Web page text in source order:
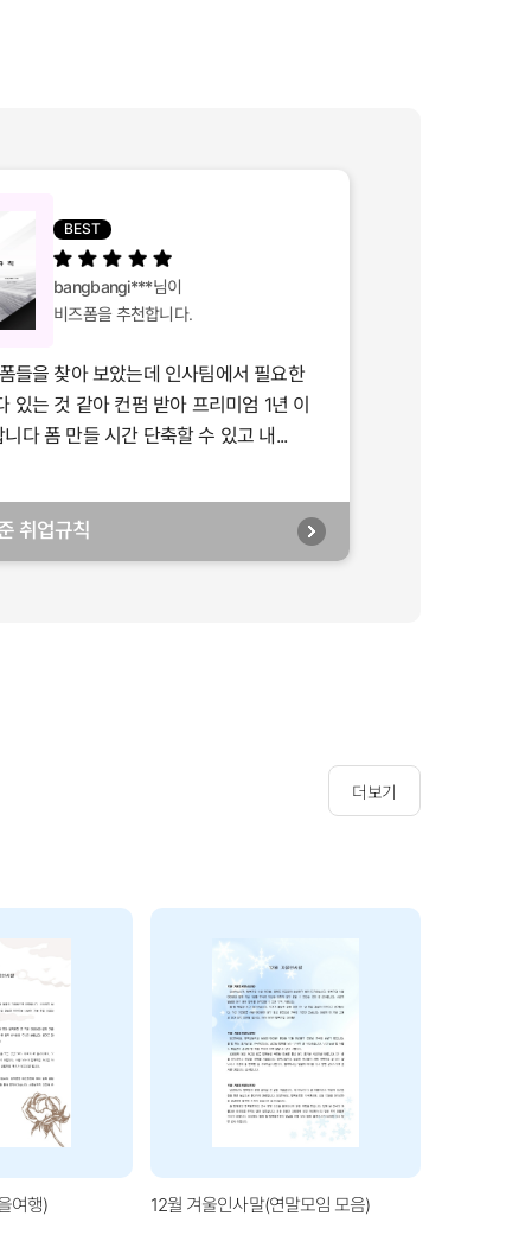
BEST
bangbangi***님이
비즈폼을 추천합니다.
들을 찾아 보았는데 인사팀에서 필요한
있는 것 같아 컨펌 받아 프리미엄 1년 이
다 폼 만들 시간 단축할 수 있고 내...
취업규칙
더보기
여행) 12월 겨울인사말(연말모임 모음)